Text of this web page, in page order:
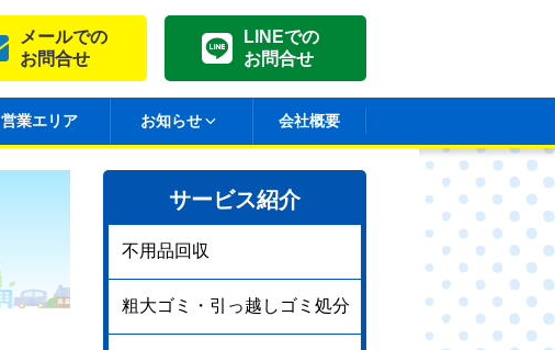
メールでの
お問合せ
LINEでの
お問合せ
営業エリア お知らせ 会社概要
サービス紹介
不用品回収
粗大ゴミ・引っ越しゴミ処分